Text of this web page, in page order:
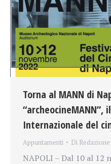
Torna al MANN di
“archeocineMANN”,
Internazionale del
Appuntamenti Di Redazione
NAPOLI – Dal 10 al 12